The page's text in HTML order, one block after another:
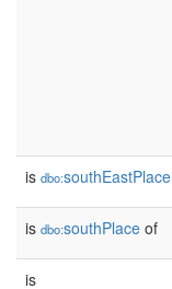
is dbo:southEastPlace
is dbo:southPlace of
is